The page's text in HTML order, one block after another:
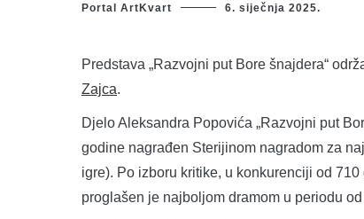
Portal ArtKvart 6. siječnja 2025.
Predstava „Razvojni put Bore šnajdera“
Zajca.
Djelo Aleksandra Popovića „Razvojni put
godine nagrađen Sterijinom nagradom za
igre). Po izboru kritike, u konkurenciji od
proglašen je najboljom dramom u periodu